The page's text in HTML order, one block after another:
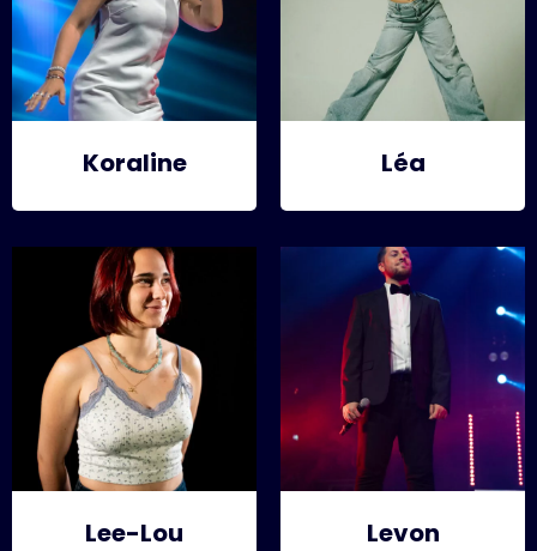
Koraline Léa
Lee-Lou Levon